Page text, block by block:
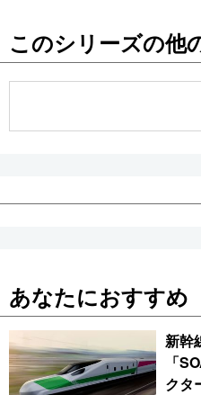
公
このシリーズの他
あなたにおすすめ
新幹
「
クタ